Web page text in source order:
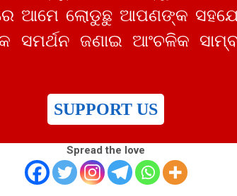
ଆମେ ଲୋଡୁଛୁ ଆପଣଙ୍କ
ଜଣାଇ ଆଂଚଳିକ
SUPPORT US
Spread the love